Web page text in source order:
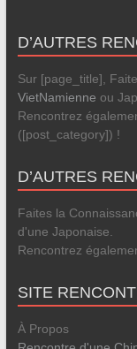
D’AUTRES
Sur [page_title],
VietNamienne ou
Rencontrez
([post_category]) !
D’AUTRES
Faites la
d'une Japonaise.
Rencontrez
SITE
À Propos